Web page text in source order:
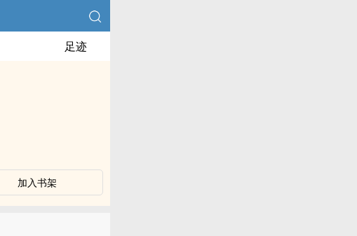
足迹
加入书架